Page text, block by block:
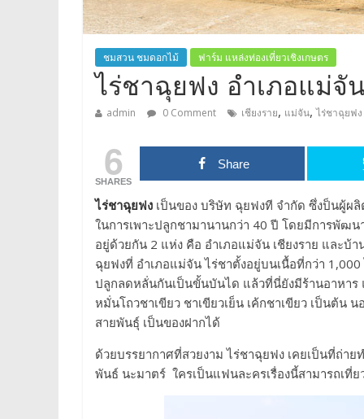
ชมสวน ชมดอกไม้ ฟาร์ม แหล่งท่องเที่ยวเชิงเกษตร
ไร่ชาฉุยฟง อำเภอแม่จั
admin 0 Comment เชียงราย, แม่จัน,ไร่ชาฉุยฟง
6
SHARES
Share
ไร่ชาฉุยฟง เป็นของ บริษัท ฉุยฟงที จำกัด ซึ่งป็นผู้ผ
ในการเพาะปลูกชามานานกว่า 40 ปี โดยมีการพัฒ
อยู่ด้วยกัน 2 แห่ง คือ อำเภอแม่จัน เชียงราย และบ้
ฉุยฟงที่ อำเภอแม่จัน ไร่ชาตั้งอยู่บนเนื้อที่กว่า
ปลูกลดหลั่นกันเป็นขั้นบันได แล้วที่นี่ยังมีร้านอาหาร
หมั่นโถวชาเขียว ชาเขียวเย็น เค้กชาเขียว เป็นต้
สายพันธุ์ เป็นของฝากได้
ด้วยบรรยากาศที่สวยงาม ไร่ชาฉุยฟง เคยเป็นที่ถ่าย
พันธ์ นะมาตร์ ใครเป็นแฟนละครเรื่องนี้สามารถเที่